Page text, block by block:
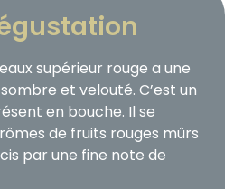
supérieur rouge a une
et velouté. C’est un
en bouche. Il se
de fruits rouges mûrs
par une fine note de